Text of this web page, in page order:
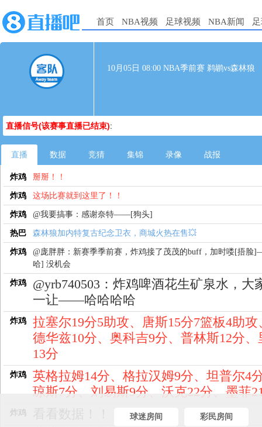
首页 NBA视频 足球视频 NBA新闻
10月05日 08:00 NBA季前赛 鹈鹕vs森林狼
直播信号(该赛事直播已结束):
直播 数据 竞猜 集锦 录像 战报
炸鸡 掰掰！！
炸鸡 这场比赛就到这里了！！
炸鸡 @我要搞事：感谢奈特——[狗头]
热巴 森林狼加内特复古纪念卫衣，商城火热在售💥
炸鸡
@庞胖胖：新赛季季前赛，炸鸡接了茂茂的buff，加时喽[捂
哈] 没机会
炸鸡
@yrb740503：炸鸡啤酒花生矿泉水，大
一让——哈哈哈哈
炸鸡
拉塞尔19分5助攻、唐斯15分7篮板4助攻
德华兹10分、奥科吉9分、普林斯12分、
13分
炸鸡
英格拉姆14分、格拉汉姆9分、坦普尔4
琼斯7分、刘易斯9分、沃克22分、墨菲
炸鸡 球迷房间 彩民房间